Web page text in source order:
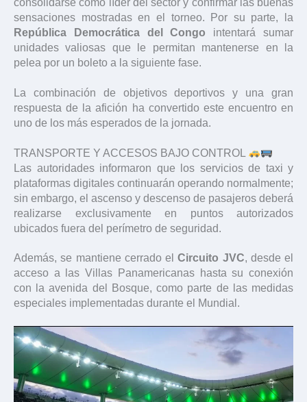
sensaciones mostradas en el torneo. Por su parte, la
República Democrática del Congo intentará sumar
unidades valiosas que le permitan mantenerse en la
pelea por un boleto a la siguiente fase.
La combinación de objetivos deportivos y una gran
respuesta de la afición ha convertido este encuentro en
uno de los más esperados de la jornada.
TRANSPORTE Y ACCESOS BAJO CONTROL
Las autoridades informaron que los servicios de taxi y
plataformas digitales continuarán operando normalmente;
sin embargo, el ascenso y descenso de pasajeros deberá
realizarse exclusivamente en puntos autorizados
ubicados fuera del perímetro de seguridad.
Además, se mantiene cerrado elCircuito JVC, desde el
acceso a las Villas Panamericanas hasta su conexión
con la avenida del Bosque, como parte de las medidas
especiales implementadas durante el Mundial.